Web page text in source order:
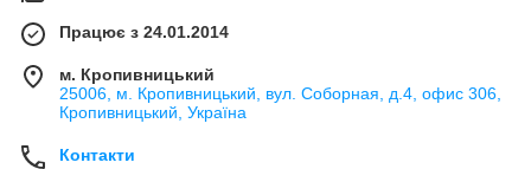
Працює з 24.01.2014
м. Кропивницький
25006, м. Кропивницький, вул. Соборная, д.4, офис 306,
Кропивницький, Україна
Контакти